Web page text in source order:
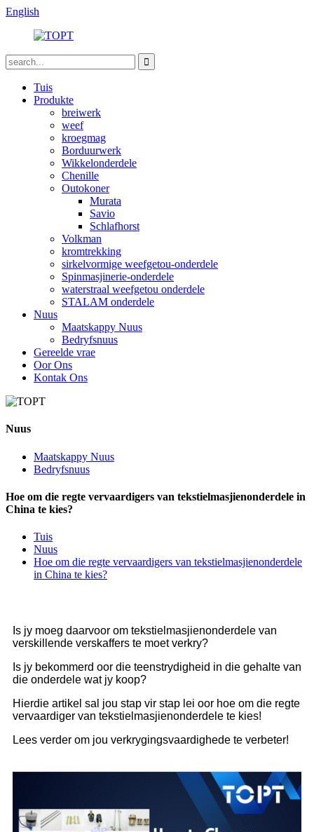
English
Tuis
Produkte
breiwerk
weef
kroegmag
Borduurwerk
Wikkelonderdele
Chenille
Outokoner
Murata
Savio
Schlafhorst
Volkman
kromtrekking
sirkelvormige weefgetou-onderdele
Spinmasjinerie-onderdele
waterstraal weefgetou onderdele
STALAM onderdele
Nuus
Maatskappy Nuus
Bedryfsnuus
Gereelde vrae
Oor Ons
Kontak Ons
Nuus
Maatskappy Nuus
Bedryfsnuus
Hoe om die regte vervaardigers van tekstielmasjienonderdele in
China te kies?
Tuis
Nuus
Hoe om die regte vervaardigers van tekstielmasjienonderdele
in China te kies?
Is jy moeg daarvoor om tekstielmasjienonderdele van
verskillende verskaffers te moet verkry?
Is jy bekommerd oor die teenstrydigheid in die gehalte van
die onderdele wat jy koop?
Hierdie artikel sal jou stap vir stap lei oor hoe om die regte
vervaardiger van tekstielmasjienonderdele te kies!
Lees verder om jou verkrygingsvaardighede te verbeter!